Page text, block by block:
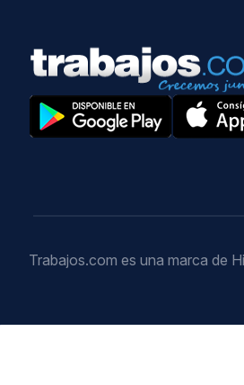
Trabajos.com es una marca de